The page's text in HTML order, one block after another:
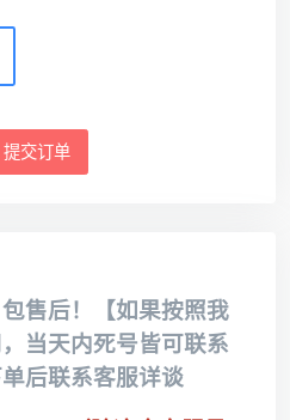
提交订单
售后！【如果按照我
当天内死号皆可联系
后联系客服详谈